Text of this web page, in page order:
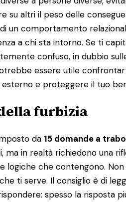
su altri il peso delle
un comportamento
a chi sta intorno. Se ti
confuso, in dubbio
essere utile
e proteggere il tuo
furbizia
da 15 domande a
ma in realtà richiedono una
che contengono. Non
ti serve. Il consiglio è di
spesso la risposta